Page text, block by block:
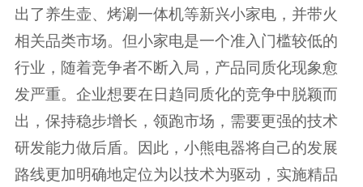
出了养生壶、烤涮一体机等新兴小家电，并带火
相关品类市场。但小家电是一个准入门槛较低的
行业，随着竞争者不断入局，产品同质化现象愈
发严重。企业想要在日趋同质化的竞争中脱颖而
出，保持稳步增长，领跑市场，需要更强的技术
研发能力做后盾。因此，小熊电器将自己的发展
路线更加明确地定位为以技术为驱动，实施精品